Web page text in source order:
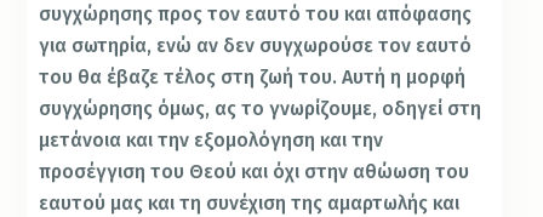
συγχώρησης προς τον εαυτό του και απόφασης
για σωτηρία, ενώ αν δεν συγχωρούσε τον εαυτό
του θα έβαζε τέλος στη ζωή του. Αυτή η μορφή
συγχώρησης όμως, ας το γνωρίζουμε, οδηγεί στη
μετάνοια και την εξομολόγηση και την
προσέγγιση του Θεού και όχι στην αθώωση του
εαυτού μας και τη συνέχιση της αμαρτωλής και